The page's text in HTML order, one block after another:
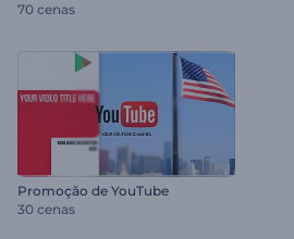
70 cenas
Promoção de YouTube
30 cenas